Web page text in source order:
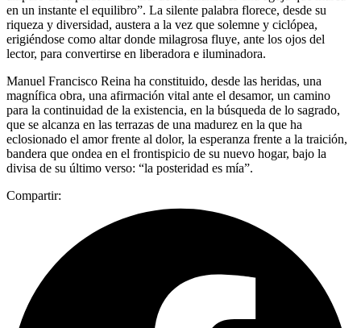
en un instante el equilibro”. La silente palabra florece, desde su
riqueza y diversidad, austera a la vez que solemne y ciclópea,
erigiéndose como altar donde milagrosa fluye, ante los ojos del
lector, para convertirse en liberadora e iluminadora.
Manuel Francisco Reina ha constituido, desde las heridas, una
magnífica obra, una afirmación vital ante el desamor, un camino
para la continuidad de la existencia, en la búsqueda de lo sagrado,
que se alcanza en las terrazas de una madurez en la que ha
eclosionado el amor frente al dolor, la esperanza frente a la traición,
bandera que ondea en el frontispicio de su nuevo hogar, bajo la
divisa de su último verso: “la posteridad es mía”.
Compartir: